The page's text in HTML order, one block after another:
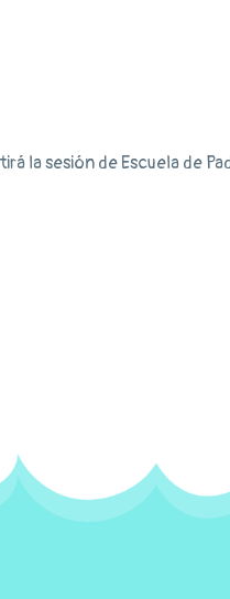
la sesión de Escuela de